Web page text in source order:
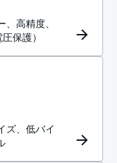
高精度、
保護）
ズ、低バイ